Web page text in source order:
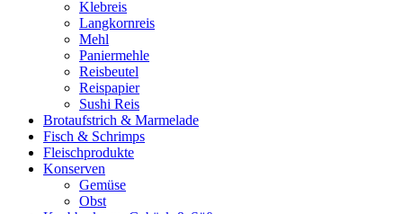
Klebreis
Langkornreis
Mehl
Paniermehle
Reisbeutel
Reispapier
Sushi Reis
Brotaufstrich & Marmelade
Fisch & Schrimps
Fleischprodukte
Konserven
Gemüse
Obst